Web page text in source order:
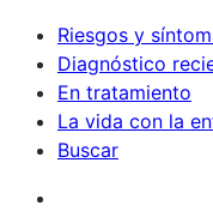
Riesgos y
Diagnóstico
En tratamiento
La vida con la
Buscar